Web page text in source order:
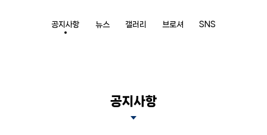
공지사항 뉴스 갤러리 브로셔 SNS
공지사항